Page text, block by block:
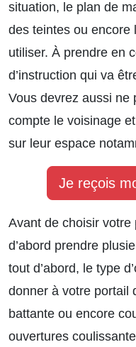
situation, le plan de
des teintes ou encore
utiliser. À prendre en
d’instruction qui va
Vous devrez aussi ne
compte le voisinage
sur leur espace
Je reçois
Avant de choisir
d’abord prendre
tout d’abord, le type
donner à votre portail
battante ou encore
ouvertures